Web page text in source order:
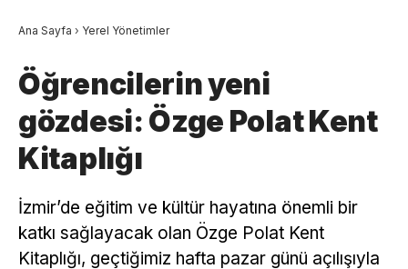
Ana Sayfa › Yerel Yönetimler
Öğrencilerin yeni
gözdesi: Özge Polat Kent
Kitaplığı
İzmir’de eğitim ve kültür hayatına önemli bir
katkı sağlayacak olan Özge Polat Kent
Kitaplığı, geçtiğimiz hafta pazar günü açılışıyla